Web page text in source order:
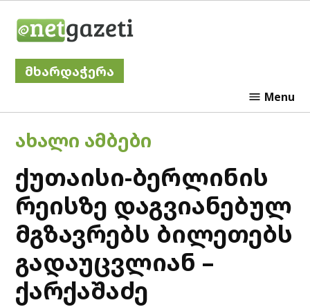
მხარდაჭერა
Menu
POSTED
IN
ᲐᲮᲐᲚᲘ ᲐᲛᲑᲔᲑᲘ
ქუთაისი-ბერლინის
რეისზე დაგვიანებულ
მგზავრებს ბილეთებს
გადაუცვლიან –
ქარქაშაძე